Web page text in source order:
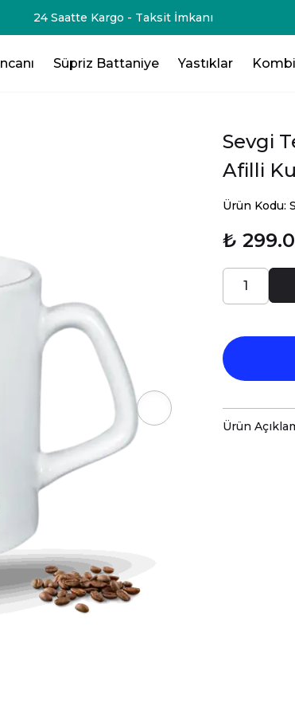
3 Ürün Al - 125₺ 💸- 4 Ürün Al -200₺ 💸- 5 Ürün Al
Süpriz Battaniye Yastıklar
Sevgi
Afilli
Ürün Kodu:
₺
Ürün